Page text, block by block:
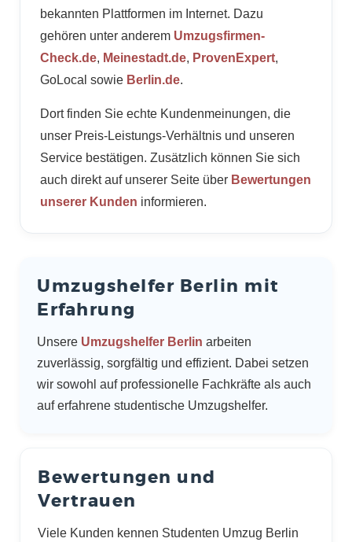
bekannten Plattformen im Internet. Dazu
gehören unter anderem Umzugsfirmen-
Check.de, Meinestadt.de, ProvenExpert,
GoLocal sowie Berlin.de.
Dort finden Sie echte Kundenmeinungen, die
unser Preis-Leistungs-Verhältnis und unseren
Service bestätigen. Zusätzlich können Sie sich
auch direkt auf unserer Seite über Bewertungen
unserer Kunden informieren.
Umzugshelfer Berlin mit
Erfahrung
Unsere Umzugshelfer Berlin arbeiten
zuverlässig, sorgfältig und effizient. Dabei setzen
wir sowohl auf professionelle Fachkräfte als auch
auf erfahrene studentische Umzugshelfer.
Bewertungen und
Vertrauen
Viele Kunden kennen Studenten Umzug Berlin